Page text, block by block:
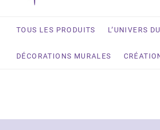
TOUS LES PRODUITS L’UNIVERS
DÉCORATIONS MURALES